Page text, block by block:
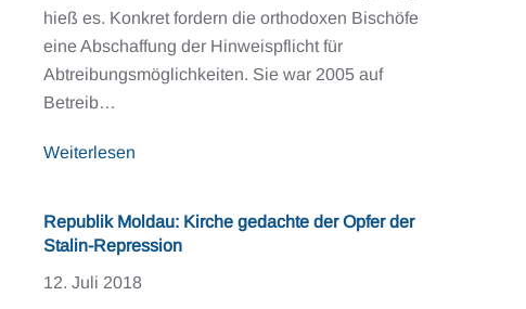
hieß es. Konkret fordern die orthodoxen Bischöfe
eine Abschaffung der Hinweispflicht für
Abtreibungsmöglichkeiten. Sie war 2005 auf
Betreib…
Weiterlesen
Republik Moldau: Kirche gedachte der Opfer der
Stalin-Repression
12. Juli 2018